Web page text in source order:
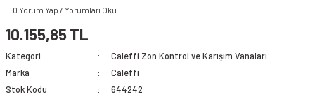
0 Yorum Yap / Yorumları Oku
10.155,85 TL
Kategori
Caleffi Zon Kontrol ve Karışım Vanaları
Marka
Caleffi
Stok Kodu
644242